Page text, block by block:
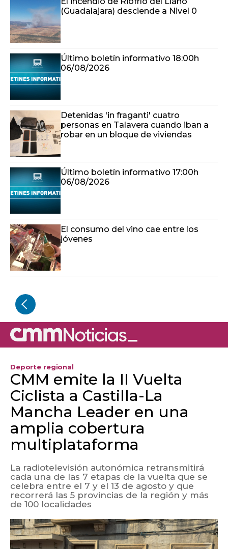
Último boletín informativo 18:00h
06/08/2026
Detenidas 'in fraganti' cuatro
personas en Talavera cuando iban a
Último boletín informativo 17:00h
06/08/2026
El consumo del vino cae entre los
jóvenes
Deporte regional
CMM emite la II Vuelta
Ciclista a Castilla-La
Mancha Leader en una
amplia cobertura
multiplataforma
La radiotelevisión autonómica retransmitirá
cada una de las 7 etapas de la vuelta que se
celebra entre el 7 y el 13 de agosto y que
recorrerá las 5 provincias de la región y más
de 100 localidades